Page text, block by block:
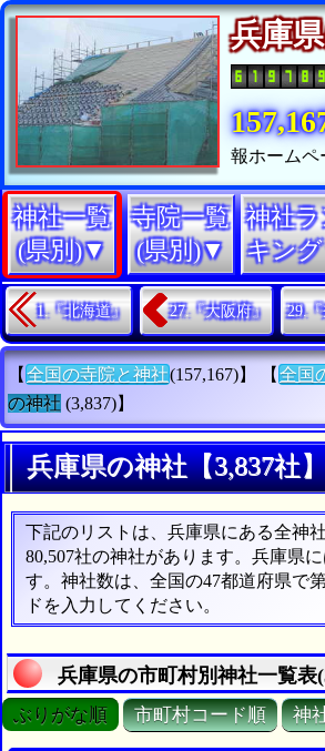
兵庫
報ホーム
神社一覧
(県別)▼
寺院一覧
(県別)▼
神社
キン
1.『北海道』 27.『大阪府』 29.
【 全国の寺院と神社(157,167)】 【 全国
の神社 (3,837)】
兵庫県の神社【3,837社
下記のリストは、兵庫県にある全神
80,507社の神社があります。兵庫県
す。神社数は、全国の47都道府県で
ドを入力してください。
兵庫県の市町村別神社一覧表
ぶりがな順 市町村コード順 神